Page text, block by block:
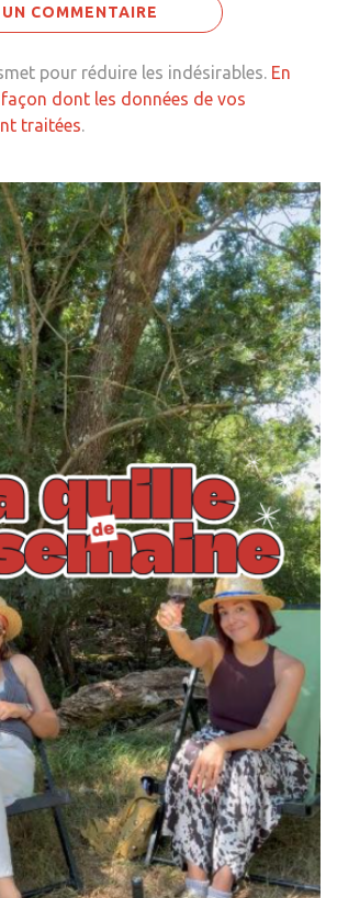
pour réduire les indésirables. En
dont les données de vos
traitées.